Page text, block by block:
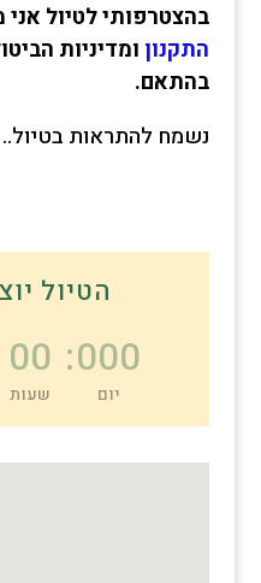
בהצטרפותי לטיול
התקנון ומדיניות
בהתאם.
נשמח להתראות בטיול..
הטיול
000
יום
:
00
שעות